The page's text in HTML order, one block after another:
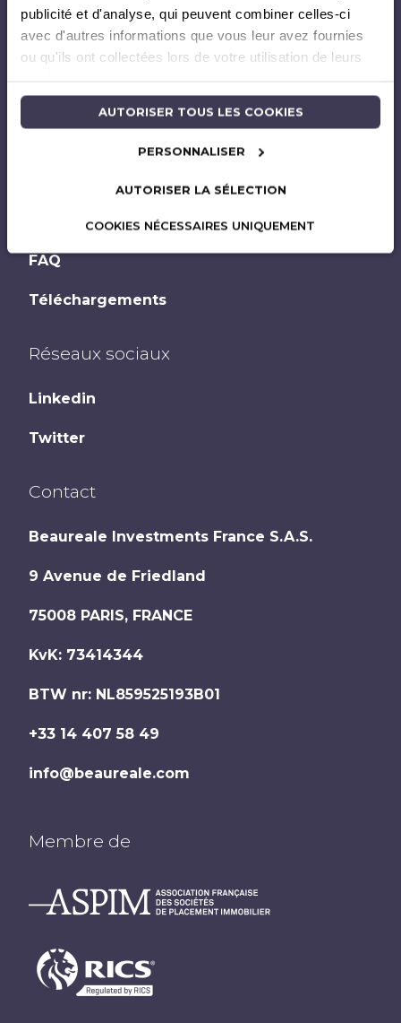
publicité et d'analyse, qui peuvent combiner celles-ci
avec d'autres informations que vous leur avez fournies
ou qu'ils ont collectées lors de votre utilisation de leurs
AUTORISER TOUS LES COOKIES
PERSONNALISER
AUTORISER LA SÉLECTION
COOKIES NÉCESSAIRES UNIQUEMENT
Plan du site
À propos de nous
Partenaires
FAQ
Téléchargements
Contact
Beaureale Investments France S.A.S.
9 Avenue de Friedland
75008 PARIS, FRANCE
KvK: 73414344
BTW nr: NL859525193B01
+33 14 407 58 49
info@beaureale.com
Réseaux sociaux
Linkedin
Twitter
Membre de